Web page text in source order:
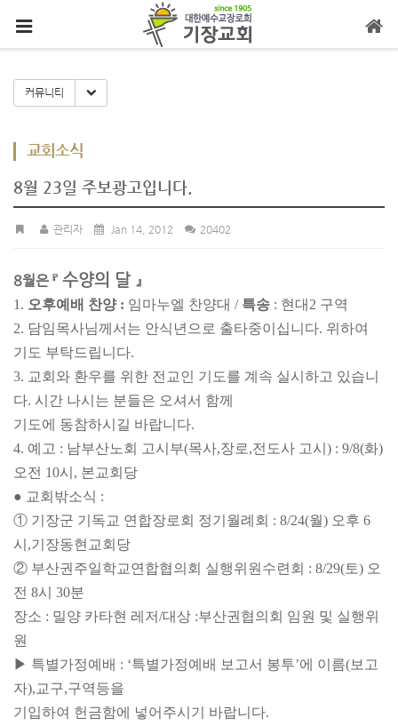
커뮤니티 Toggle Dropdown
교회소식
8월 23일 주보광고입니다.
관리자 Jan 14, 2012 20402
8월은 『 수양의 달 』
1. 오후예배 찬양 : 임마누엘 찬양대 / 특송 : 현대2 구역
2. 담임목사님께서는 안식년으로 출타중이십니다. 위하여
기도 부탁드립니다.
3. 교회와 환우를 위한 전교인 기도를 계속 실시하고 있습니
다. 시간 나시는 분들은 오셔서 함께
기도에 동참하시길 바랍니다.
4. 예고 : 남부산노회 고시부(목사,장로,전도사 고시) : 9/8(화)
오전 10시, 본교회당
● 교회밖소식 :
① 기장군 기독교 연합장로회 정기월례회 : 8/24(월) 오후 6
시,기장동현교회당
② 부산권주일학교연합협의회 실행위원 수련회 : 8/29(토) 오
전 8시 30분
장소 : 밀양 카타현 레저/대상 :부산권 협의회 임원 및 실행위
원
▶ 특별가정예 배 : ‘특별가정예배 보고서 봉투’에 이름(보고
자),교구,구역등을
기입하여 헌금함에 넣어주시기 바랍니다.